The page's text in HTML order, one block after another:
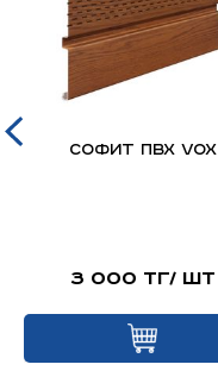
Софит ПВХ VOX
3 000 тг/ шт